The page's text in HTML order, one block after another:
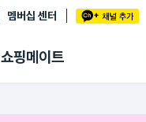
멤버십 센터
쇼핑메이트
추천상품
쇼핑 에이전트
링크관리